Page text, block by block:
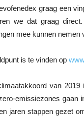
graag een
we dat graag
mee kunnen nemen
is te vinden op
van 2019
emissiezones gaan
jaren stappen gezet